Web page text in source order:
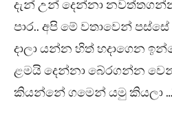
දැන් උන් දෙන්නා
පාර.. අපි මේ වතාවෙන්
දාලා යන්න හිත් හදාගෙන
ළමයි දෙන්නා බේරගන්න
කියන්නේ ගමෙන් යමු කියලා